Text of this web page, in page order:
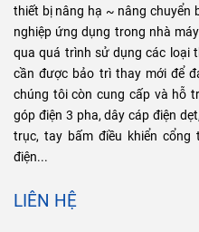
thiết bị nâng hạ ~ nâng chuyển
nghiệp ứng dụng trong nhà
qua quá trình sử dụng các loại
cần được bảo trì thay mới để
chúng tôi còn cung cấp và hỗ
góp điện 3 pha, dây cáp điện
trục, tay bấm điều khiển
điện...
LIÊN HỆ